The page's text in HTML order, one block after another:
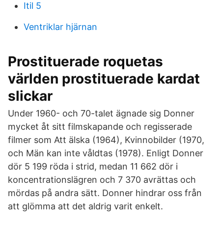
Itil 5
Ventriklar hjärnan
Prostituerade roquetas
världen prostituerade kardat
slickar
Under 1960- och 70-talet ägnade sig Donner
mycket åt sitt filmskapande och regisserade
filmer som Att älska (1964), Kvinnobilder (1970,
och Män kan inte våldtas (1978). Enligt Donner
dör 5 199 röda i strid, medan 11 662 dör i
koncentrationslägren och 7 370 avrättas och
mördas på andra sätt. Donner hindrar oss från
att glömma att det aldrig varit enkelt.